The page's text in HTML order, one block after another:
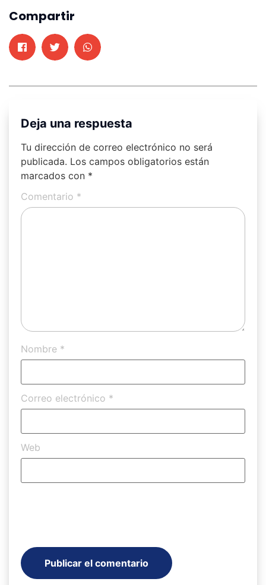
Compartir
Deja una respuesta
Tu dirección de correo electrónico no será
publicada. Los campos obligatorios están
marcados con *
Comentario *
Nombre *
Correo electrónico *
Web